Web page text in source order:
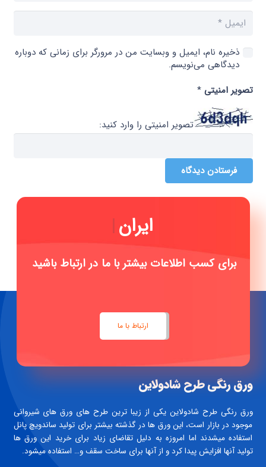
ذخیره نام، ایمیل و وبسایت من در مرورگر برای زمانی که دوباره
دیدگاهی می‌نویسم.
تصویر امنیتی*
تصویر امنیتی را وارد کنید:
فرستادن دیدگاه
ایرانیت محبی
برای کسب اطلاعات بیشتر با ما در ارتباط باشید
ارتباط با ما
ورق رنگی طرح شادولاین
ورق رنگی طرح شادولاین یکی از زیبا ترین طرح های ورق های شیروانی
موجود در بازار است، این ورق ها در گذشته بیشتر برای تولید ساندویچ پانل
استفاده میشدند اما امروزه به دلیل تقاضای زیاد برای خرید این ورق ها
تولید آنها افزایش پیدا کرد و از آنها برای ساخت سقف و… استفاده میشود.